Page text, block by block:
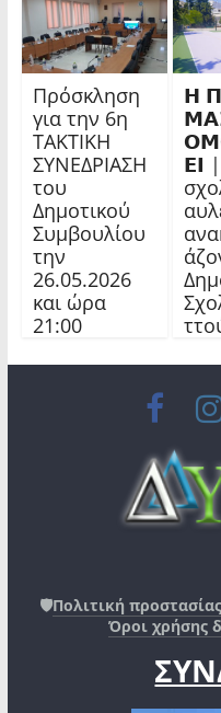
Πρόσκληση
για την 6η
ΤΑΚΤΙΚΗ
ΣΥΝΕΔΡΙΑΣΗ
του
Δημοτικού
Συμβουλίου
την
26.05.2026
και ώρα
21:00
𝝜
𝝚𝝞
🛡️Πολιτική
Όροι χρήσης